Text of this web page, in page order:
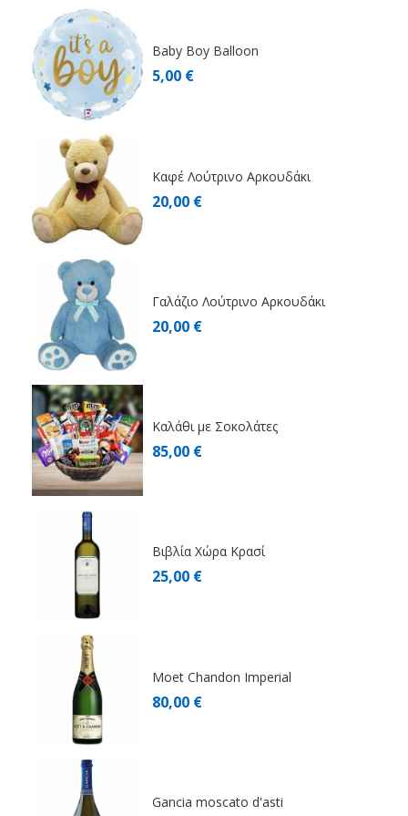
Baby Boy Balloon
5,00 €
Καφέ Λούτρινο Αρκουδάκι
20,00 €
Γαλάζιο Λούτρινο Αρκουδάκι
20,00 €
Καλάθι με Σοκολάτες
85,00 €
Βιβλία Χώρα Κρασί
25,00 €
Moet Chandon Imperial
80,00 €
Gancia moscato d'asti